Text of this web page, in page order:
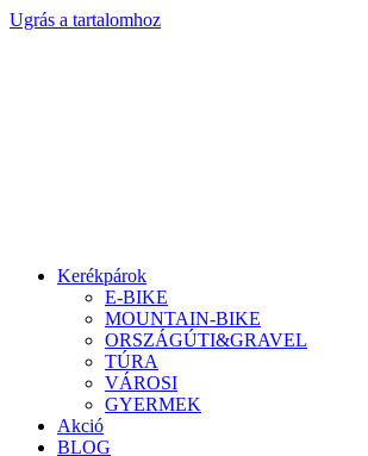
Ugrás a tartalomhoz
Kerékpárok
E-BIKE
MOUNTAIN-BIKE
ORSZÁGÚTI&GRAVEL
TÚRA
VÁROSI
GYERMEK
Akció
BLOG